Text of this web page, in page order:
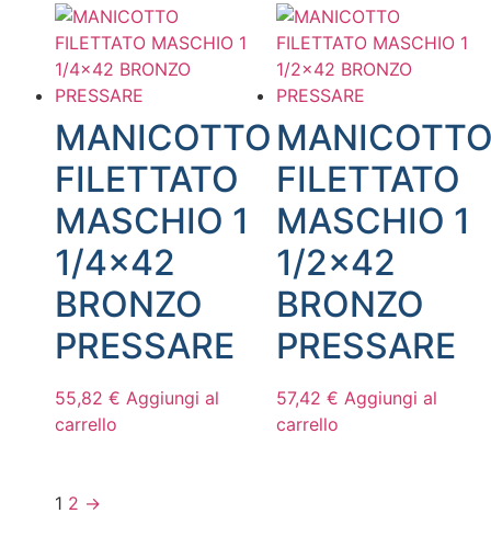
MANICOTTO
FILETTATO
MASCHIO 1
1/4×42
BRONZO
PRESSARE
55,82 € Aggiungi al
carrello
FILETTATO
MASCHIO 1
1/2×42
BRONZO
PRESSARE
57,42 € Aggiungi al
carrello
1 2 →